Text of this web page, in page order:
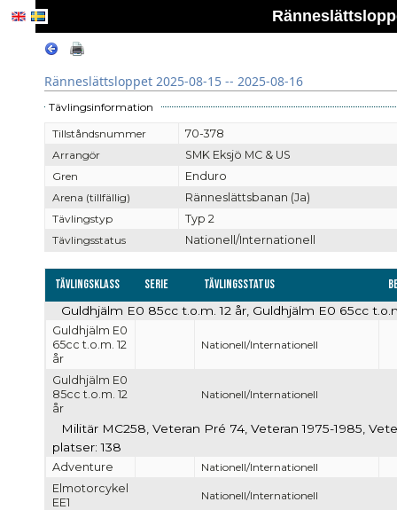
Ränneslättsloppet 2025-08-15 -- 2025-08-16
Tävlingsinformation
Tillståndsnummer
70-378
Arrangör
SMK Eksjö MC & US
Gren
Enduro
Arena (tillfällig)
Ränneslättsbanan (Ja)
Tävlingstyp
Typ 2
Tävlingsstatus
Nationell/Internationell
Tävlingsklass Serie Tävlingsstatus
Guldhjälm E0 85cc t.o.m. 12 år, Guldhjälm E0 65cc
Guldhjälm E0
65cc t.o.m. 12
år
Nationell/Internationell
Guldhjälm E0
85cc t.o.m. 12
år
Nationell/Internationell
Militär MC258, Veteran Pré 74, Veteran 1975-1985,
platser: 138
Adventure
Nationell/Internationell
Elmotorcykel
EE1
Nationell/Internationell